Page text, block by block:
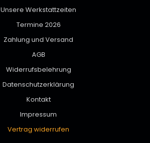
Unsere Werkstattzeiten
Termine 2026
Zahlung und Versand
AGB
Widerrufsbelehrung
Datenschutzerklärung
Kontakt
Impressum
Vertrag widerrufen